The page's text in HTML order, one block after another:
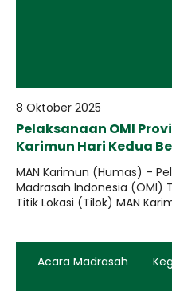
8 Oktober 2025
Pelaksanaan OMI
Karimun Hari Kedua
MAN Karimun (Humas) –
Madrasah Indonesia (OMI)
Titik Lokasi (Tilok) MAN
Acara Madrasah